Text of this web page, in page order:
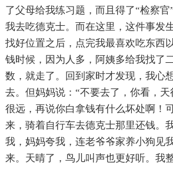
了父母给我练习题，而且得了“检察
我去吃德克士。而在这里，这件事发
找好位置之后，点完我最喜欢吃东西
钱时候，因为人多，阿姨多给我找了
数，就走了。回到家时才发现，我心
去。但妈妈说：“不要去了，你看，
很远，再说你白拿钱有什么坏处啊！
来，骑着自行车去德克士那里还钱。
我，妈妈夸我，连老爷爷家养小狗见
来。天晴了，鸟儿叫声也更好听。我